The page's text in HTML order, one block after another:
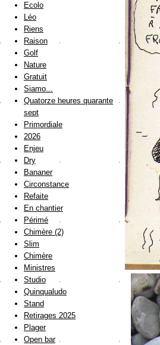
Ecolo
Léo
Riens
Raison
Golf
Nature
Gratuit
Siamo...
Quatorze heures quarante
sept
Primordiale
2026
Enjeu
Dry
Bananer
Circonstance
Refaite
En chantier
Périmé
Chimère (2)
Slim
Chimère
Ministres
Studio
Quinqualudo
Stand
Retirages 2025
Plager
Open bar